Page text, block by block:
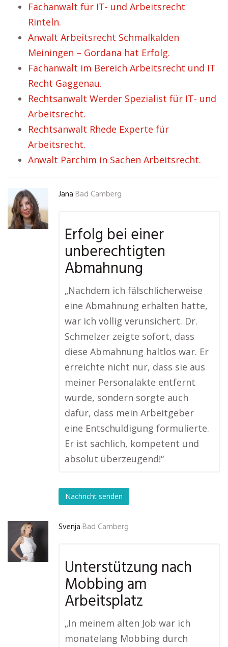
Fachanwalt für IT- und Arbeitsrecht
Rinteln.
Anwalt Arbeitsrecht Schmalkalden
Meiningen – Gordana hat Erfolg.
Fachanwalt im Bereich Arbeitsrecht und IT
Recht Gaggenau.
Rechtsanwalt Werder Spezialist für IT- und
Arbeitsrecht.
Rechtsanwalt Rhede Experte für
Arbeitsrecht.
Anwalt Parchim in Sachen Arbeitsrecht.
Jana Bad Camberg
Erfolg bei einer
unberechtigten
Abmahnung
„Nachdem ich fälschlicherweise
eine Abmahnung erhalten hatte,
war ich völlig verunsichert. Dr.
Schmelzer zeigte sofort, dass
diese Abmahnung haltlos war. Er
erreichte nicht nur, dass sie aus
meiner Personalakte entfernt
wurde, sondern sorgte auch
dafür, dass mein Arbeitgeber
eine Entschuldigung formulierte.
Er ist sachlich, kompetent und
absolut überzeugend!“
Nachricht senden
Svenja Bad Camberg
Unterstützung nach
Mobbing am
Arbeitsplatz
„In meinem alten Job war ich
monatelang Mobbing durch